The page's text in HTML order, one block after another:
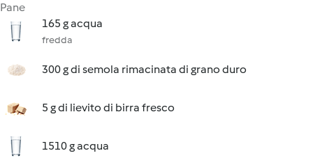
Pane
165 g acqua
fredda
300 g di semola rimacinata di grano duro
5 g di lievito di birra fresco
1510 g acqua